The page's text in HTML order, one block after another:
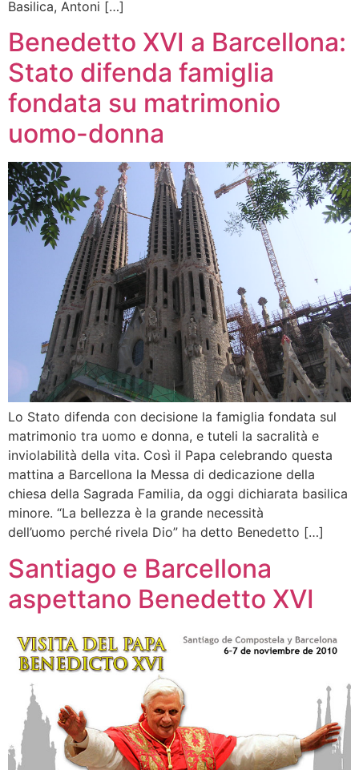
Basilica, Antoni […]
Benedetto XVI a Barcellona:
Stato difenda famiglia
fondata su matrimonio
uomo-donna
Lo Stato difenda con decisione la famiglia fondata sul
matrimonio tra uomo e donna, e tuteli la sacralità e
inviolabilità della vita. Così il Papa celebrando questa
mattina a Barcellona la Messa di dedicazione della
chiesa della Sagrada Familia, da oggi dichiarata basilica
minore. “La bellezza è la grande necessità
dell’uomo perché rivela Dio” ha detto Benedetto […]
Santiago e Barcellona
aspettano Benedetto XVI